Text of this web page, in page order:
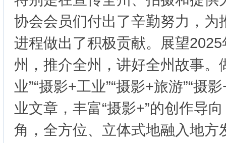
协会会员们付出了辛勤努力，为
进程做出了积极贡献。展望
州，推介全州，讲好全州故事。
业”“摄影+工业”“摄影+旅游”“摄
业文章，丰富“摄影+”的创作导
角，全方位、立体式地融入地方